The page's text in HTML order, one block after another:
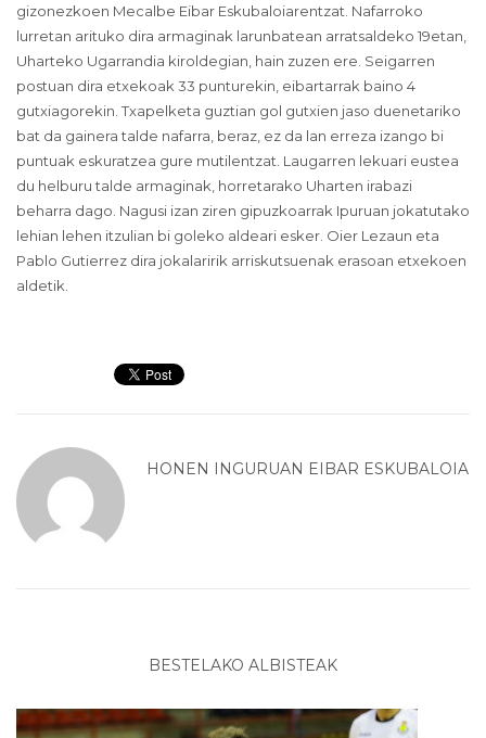
gizonezkoen Mecalbe Eibar Eskubaloiarentzat. Nafarroko
lurretan arituko dira armaginak larunbatean arratsaldeko 19etan,
Uharteko Ugarrandia kiroldegian, hain zuzen ere. Seigarren
postuan dira etxekoak 33 punturekin, eibartarrak baino 4
gutxiagorekin. Txapelketa guztian gol gutxien jaso duenetariko
bat da gainera talde nafarra, beraz, ez da lan erreza izango bi
puntuak eskuratzea gure mutilentzat. Laugarren lekuari eustea
du helburu talde armaginak, horretarako Uharten irabazi
beharra dago. Nagusi izan ziren gipuzkoarrak Ipuruan jokatutako
lehian lehen itzulian bi goleko aldeari esker. Oier Lezaun eta
Pablo Gutierrez dira jokalaririk arriskutsuenak erasoan etxekoen
aldetik.
HONEN INGURUAN EIBAR ESKUBALOIA
BESTELAKO ALBISTEAK